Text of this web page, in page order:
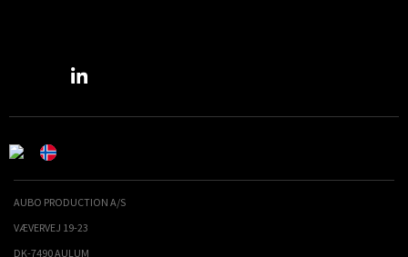
AUBO PRODUCTION A/S
VÆVERVEJ 19-23
DK-7490 AULUM